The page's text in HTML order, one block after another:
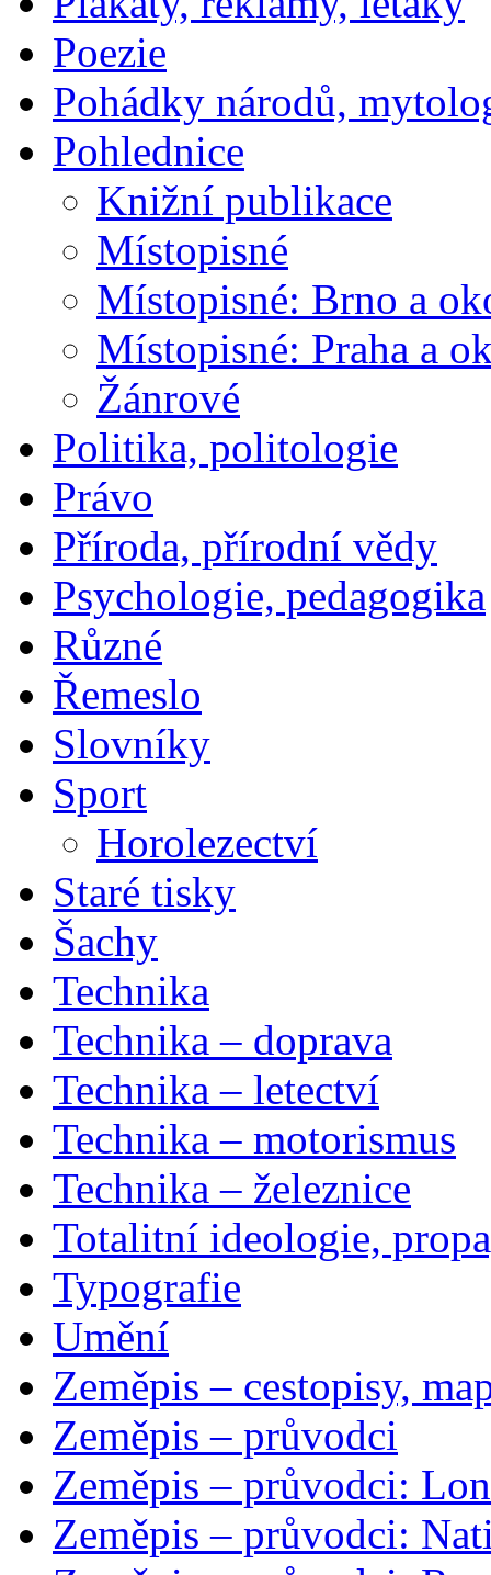
Poezie
Pohádky národů,
Pohlednice
Knižní publikace
Místopisné
Místopisné: Brno a
Místopisné: Praha a
Žánrové
Politika, politologie
Právo
Příroda, přírodní vědy
Psychologie, pedagogika
Různé
Řemeslo
Slovníky
Sport
Horolezectví
Staré tisky
Šachy
Technika
Technika – doprava
Technika – letectví
Technika – motorismus
Technika – železnice
Totalitní ideologie,
Typografie
Umění
Zeměpis – cestopisy,
Zeměpis – průvodci
Zeměpis – průvodci:
Zeměpis – průvodci: